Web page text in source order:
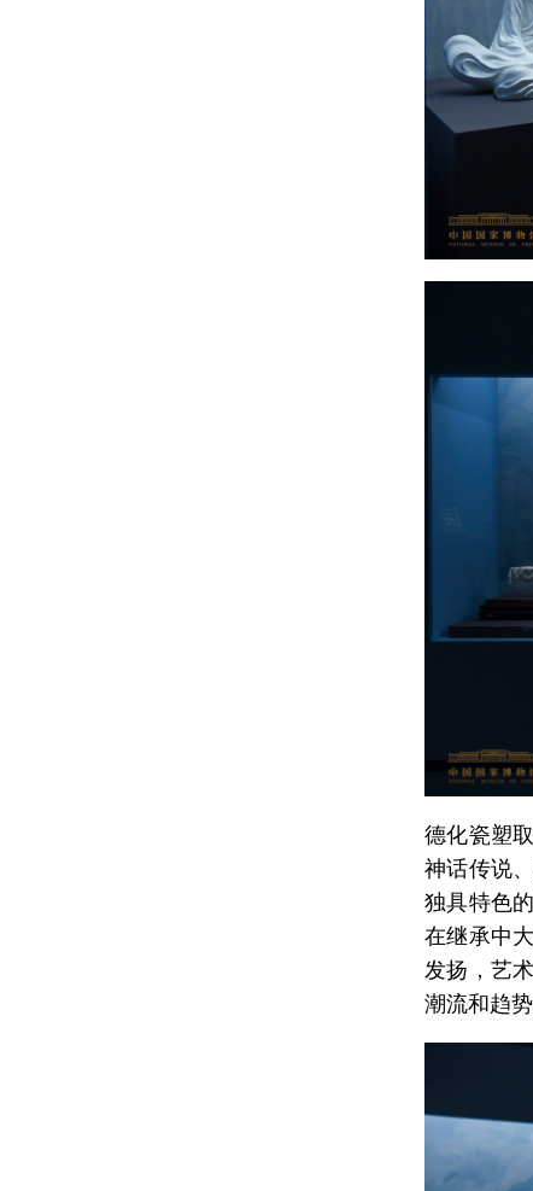
德化瓷塑
神话传说
独具特色
在继承中
发扬，艺
潮流和趋势